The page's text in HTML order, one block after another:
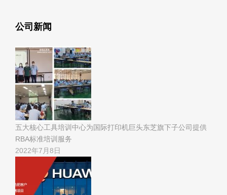
公司新闻
五大核心工具培训中心为国际打印机巨头东芝旗下子公司提供
RBA标准培训服务
2022年7月8日